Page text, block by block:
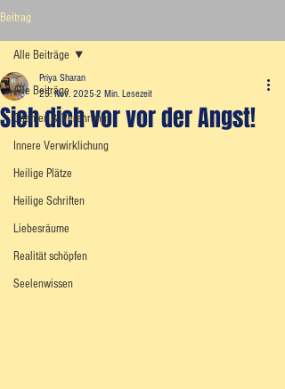
Beitrag
Alle Beiträge
Chanten & Verehrung
Innere Verwirklichung
Heilige Plätze
Heilige Schriften
Liebesräume
Realität schöpfen
Seelenwissen
Alle Beiträge
Sieh dich vor vor der Angst!
Priya Sharan
25. Nov. 2025 2 Min. Lesezeit